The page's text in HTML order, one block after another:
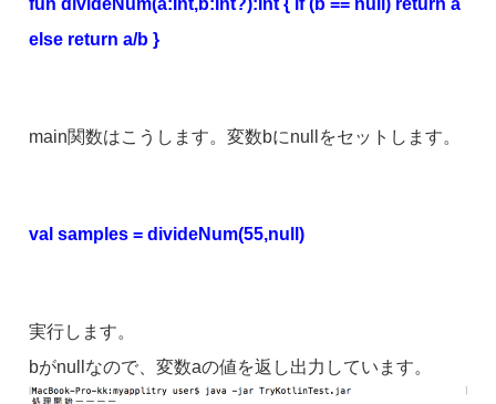
fun divideNum(a:Int,b:Int?):Int { if (b == null) return a
else return a/b }
main関数はこうします。変数bにnullをセットします。
val samples = divideNum(55,null)
実行します。
bがnullなので、変数aの値を返し出力しています。